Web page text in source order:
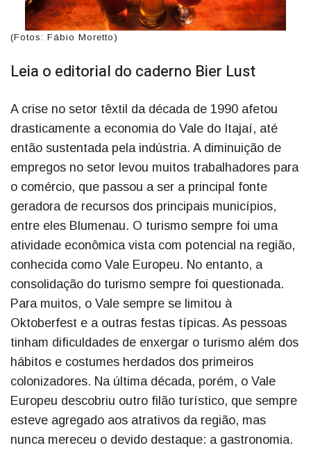
(Fotos: Fábio Moretto)
Leia o editorial do caderno Bier Lust
A crise no setor têxtil da década de 1990 afetou
drasticamente a economia do Vale do Itajaí, até
então sustentada pela indústria. A diminuição de
empregos no setor levou muitos trabalhadores para
o comércio, que passou a ser a principal fonte
geradora de recursos dos principais municípios,
entre eles Blumenau. O turismo sempre foi uma
atividade econômica vista com potencial na região,
conhecida como Vale Europeu. No entanto, a
consolidação do turismo sempre foi questionada.
Para muitos, o Vale sempre se limitou à
Oktoberfest e a outras festas típicas. As pessoas
tinham dificuldades de enxergar o turismo além dos
hábitos e costumes herdados dos primeiros
colonizadores. Na última década, porém, o Vale
Europeu descobriu outro filão turístico, que sempre
esteve agregado aos atrativos da região, mas
nunca mereceu o devido destaque: a gastronomia.